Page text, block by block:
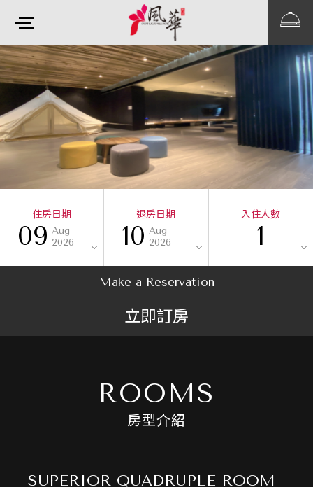
住房日期
09 Aug
2026
退房日期
10 Aug
2026
入住人數
1
Make a Reservation
立即訂房
ROOMS
房型介紹
SUPERIOR QUADRUPLE ROOM